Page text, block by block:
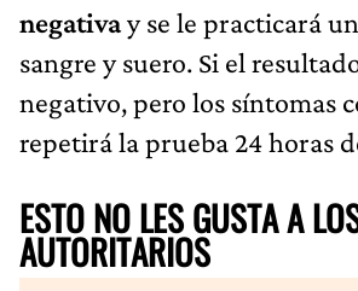
negativay se le practicará
sangre y suero. Si el
negativo, pero los síntomas
repetirá la prueba 24 horas
ESTO NO LES GUSTA A
AUTORITARIOS